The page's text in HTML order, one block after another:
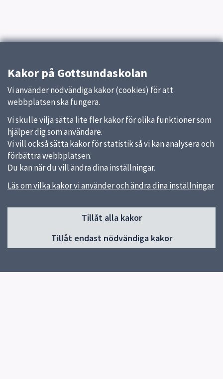
Kakor på Gottsundaskolan
Vi använder nödvändiga kakor (cookies) för att
webbplatsen ska fungera.
Vi skulle vilja sätta lite fler kakor för olika funktioner som
hjälper dig som användare.
Vi vill också sätta kakor för statistik så vi kan analysera och
förbättra webbplatsen.
Du kan när du vill ändra dina inställningar.
Läs om vilka kakor vi använder och ändra dina inställningar
Tillåt alla kakor
Tillåt endast nödvändiga kakor